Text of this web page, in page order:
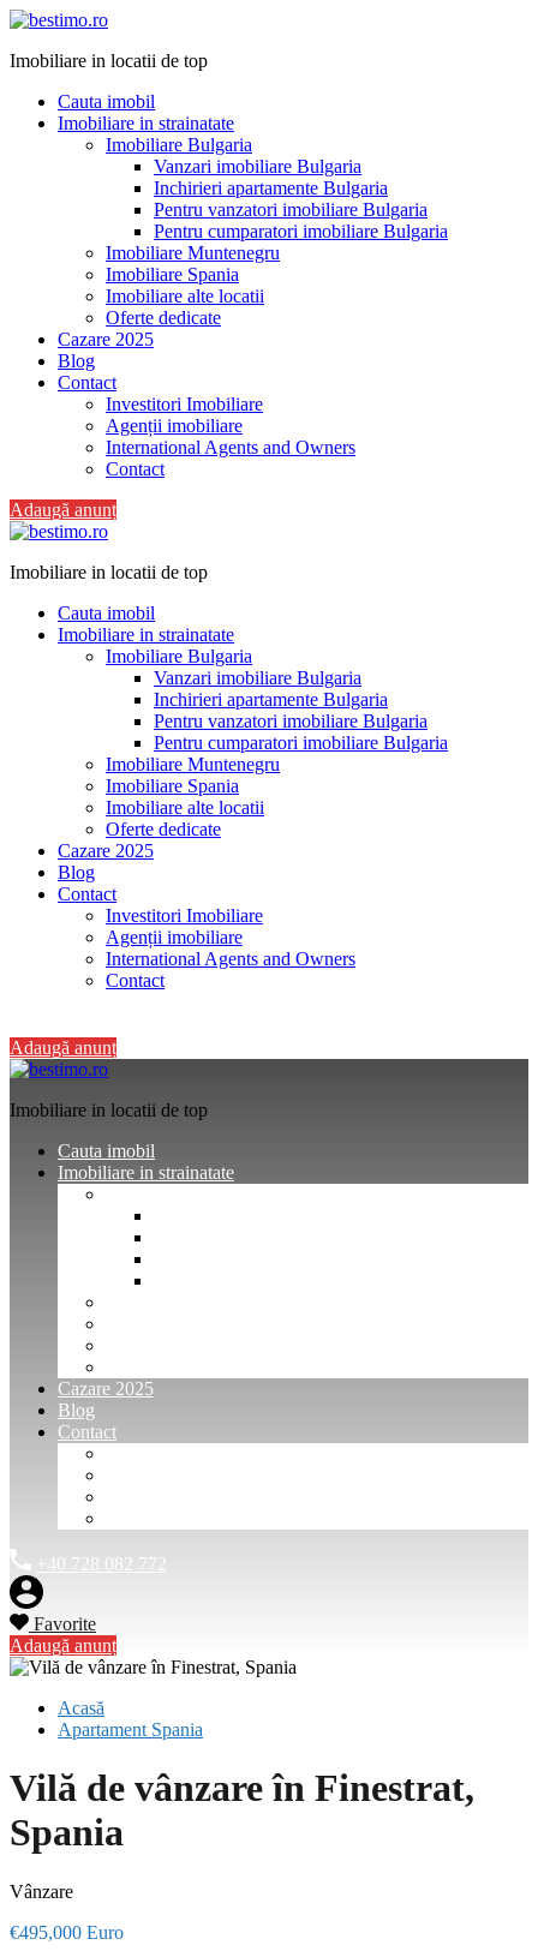
Imobiliare in locatii de top
Cauta imobil
Imobiliare in strainatate
Imobiliare Bulgaria
Vanzari imobiliare Bulgaria
Inchirieri apartamente Bulgaria
Pentru vanzatori imobiliare Bulgaria
Pentru cumparatori imobiliare Bulgaria
Imobiliare Muntenegru
Imobiliare Spania
Imobiliare alte locatii
Oferte dedicate
Cazare 2025
Blog
Contact
Investitori Imobiliare
Agenții imobiliare
International Agents and Owners
Contact
Adaugă anunț
Imobiliare in locatii de top
Cauta imobil
Imobiliare in strainatate
Imobiliare Bulgaria
Vanzari imobiliare Bulgaria
Inchirieri apartamente Bulgaria
Pentru vanzatori imobiliare Bulgaria
Pentru cumparatori imobiliare Bulgaria
Imobiliare Muntenegru
Imobiliare Spania
Imobiliare alte locatii
Oferte dedicate
Cazare 2025
Blog
Contact
Investitori Imobiliare
Agenții imobiliare
International Agents and Owners
Contact
Adaugă anunț
Imobiliare in locatii de top
Cauta imobil
Imobiliare in strainatate
Cazare 2025
Blog
Contact
+40 728 082 772
Favorite
Adaugă anunț
Acasă
Apartament Spania
Vilă de vânzare în Finestrat,
Spania
Vânzare
€495,000 Euro